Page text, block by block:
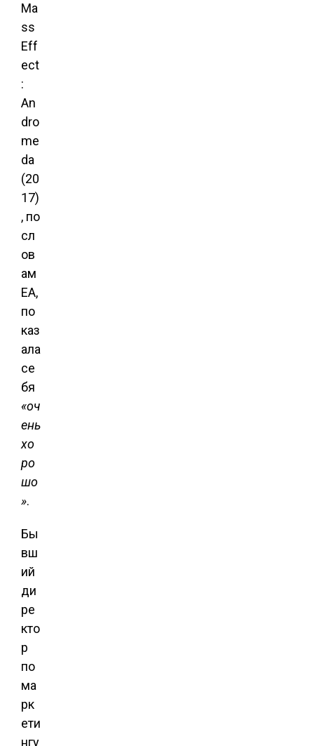
Ma
ss
Eff
ect
:
An
dro
me
da
(20
17)
, по
сл
ов
ам
EA,
по
каз
ала
се
бя
«оч
ень
хо
ро
шо
».
Бы
вш
ий
ди
ре
кто
р
по
ма
рк
ети
нгу